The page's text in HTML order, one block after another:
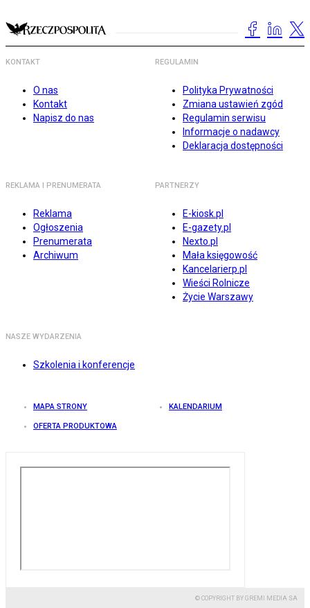
KONTAKT
O nas
Kontakt
Napisz do nas
REGULAMIN
Polityka Prywatności
Zmiana ustawień zgód
Regulamin serwisu
Informacje o nadawcy
Deklaracja dostępności
REKLAMA I PRENUMERATA
Reklama
Ogłoszenia
Prenumerata
Archiwum
PARTNERZY
E-kiosk.pl
E-gazety.pl
Nexto.pl
Mała księgowość
Kancelarierp.pl
Wieści Rolnicze
Życie Warszawy
NASZE WYDARZENIA
Szkolenia i konferencje
MAPA STRONY KALENDARIUM
OFERTA PRODUKTOWA
© COPYRIGHT BY GREMI MEDIA SA